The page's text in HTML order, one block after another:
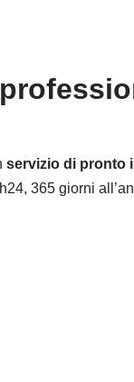
servizio di pronto
365 giorni